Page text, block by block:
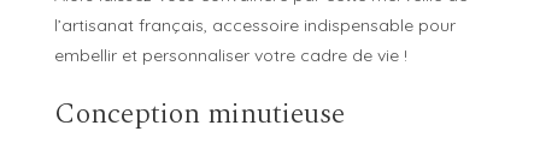
l’artisanat français, accessoire indispensable pour
embellir et personnaliser votre cadre de vie !
Conception minutieuse